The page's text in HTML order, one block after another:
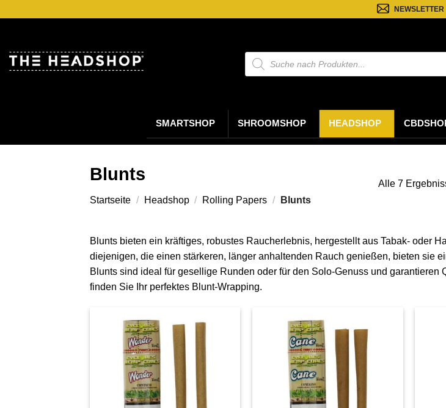
NEWSLETTER
Suche
nach
Produkten
SMARTSHOP SHROOMSHOP HEADSHOP
Blunts
Startseite / Headshop / Rolling Papers / Blunts
Alle 7
Blunts bieten ein kräftiges, robustes Raucherlebnis, hergestellt aus Tabak- oder
diejenigen, die einen stärkeren, länger anhaltenden Rauch genießen, bieten sie
Blunts sind ideal für gesellige Runden oder für den Solo-Genuss und
finden Sie Ihr perfektes Blunt-Wrapping.